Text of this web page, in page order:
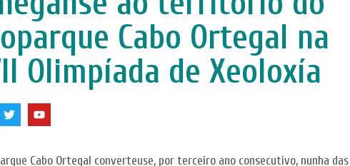
Cabo Ortegal na
Olimpíada de Xeoloxía
Cabo Ortegal converteuse, por terceiro ano consecutivo, nunha das